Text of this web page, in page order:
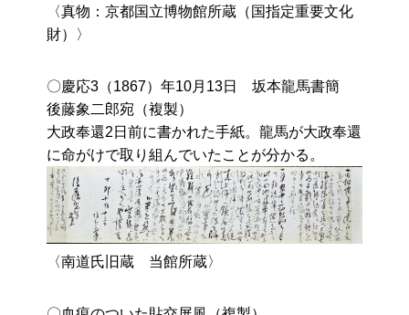
〈真物：京都国立博物館所蔵（国指定重要文化
財）〉
〇慶応3（1867）年10月13日 坂本龍馬書簡
後藤象二郎宛（複製）
大政奉還2日前に書かれた手紙。龍馬が大政奉還
に命がけで取り組んでいたことが分かる。
〈南道氏旧蔵 当館所蔵〉